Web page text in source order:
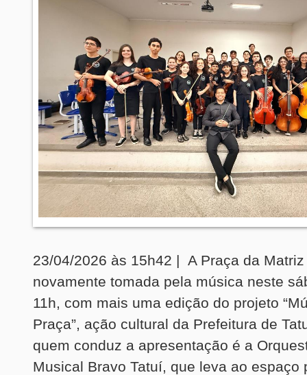
23/04/2026 às 15h42 | A Praça da
novamente tomada pela música neste
11h, com mais uma edição do projeto
Praça”, ação cultural da Prefeitura de
quem conduz a apresentação é a
Musical Bravo Tatuí, que leva ao espaço